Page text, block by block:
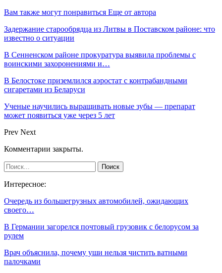
Вам также могут понравиться Еще от автора
Задержание старообрядца из Литвы в Поставском районе: что
известно о ситуации
В Сенненском районе прокуратура выявила проблемы с
воинскими захоронениями и…
В Белостоке приземлился аэростат с контрабандными
сигаретами из Беларуси
Ученые научились выращивать новые зубы — препарат
может появиться уже через 5 лет
Prev Next
Комментарии закрыты.
Интересное:
Очередь из большегрузных автомобилей, ожидающих
своего…
В Германии загорелся почтовый грузовик с белорусом за
рулем
Врач объяснила, почему уши нельзя чистить ватными
палочками